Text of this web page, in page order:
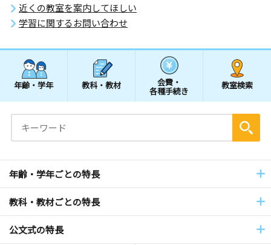
近くの教室を案内してほしい
学習に関するお問い合わせ
年齢・学年 教科・教材 会費・
各種手続き
教室検索
年齢・学年ごとの特長
教科・教材ごとの特長
公文式の特長